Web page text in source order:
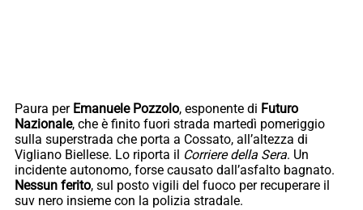
Paura per Emanuele Pozzolo, esponente di Futuro
Nazionale, che è finito fuori strada martedì pomeriggio
sulla superstrada che porta a Cossato, all’altezza di
Vigliano Biellese. Lo riporta il Corriere della Sera. Un
incidente autonomo, forse causato dall’asfalto bagnato.
Nessun ferito, sul posto vigili del fuoco per recuperare il
suv nero insieme con la polizia stradale.